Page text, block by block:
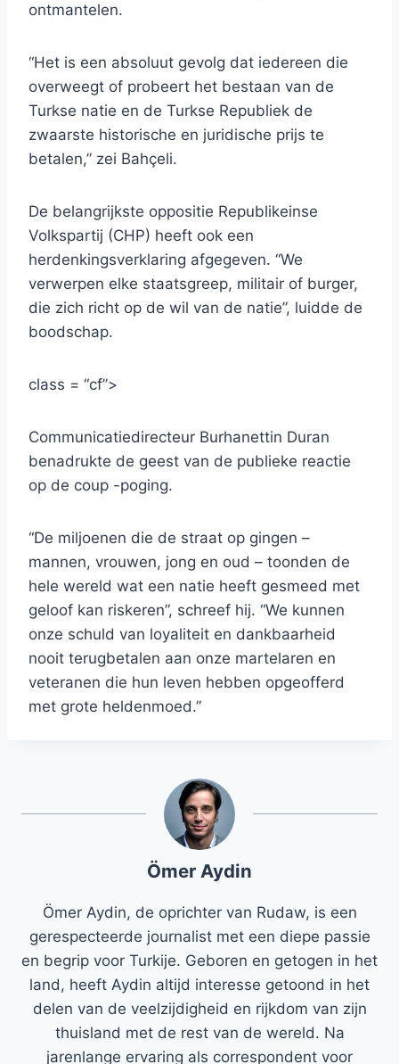
ontmantelen.
“Het is een absoluut gevolg dat iedereen die
overweegt of probeert het bestaan van de
Turkse natie en de Turkse Republiek de
zwaarste historische en juridische prijs te
betalen,” zei Bahçeli.
De belangrijkste oppositie Republikeinse
Volkspartij (CHP) heeft ook een
herdenkingsverklaring afgegeven. “We
verwerpen elke staatsgreep, militair of burger,
die zich richt op de wil van de natie”, luidde de
boodschap.
class = “cf”>
Communicatiedirecteur Burhanettin Duran
benadrukte de geest van de publieke reactie
op de coup -poging.
“De miljoenen die de straat op gingen –
mannen, vrouwen, jong en oud – toonden de
hele wereld wat een natie heeft gesmeed met
geloof kan riskeren”, schreef hij. “We kunnen
onze schuld van loyaliteit en dankbaarheid
nooit terugbetalen aan onze martelaren en
veteranen die hun leven hebben opgeofferd
met grote heldenmoed.”
Ömer Aydin
Ömer Aydin, de oprichter van Rudaw, is een
gerespecteerde journalist met een diepe passie
en begrip voor Turkije. Geboren en getogen in het
land, heeft Aydin altijd interesse getoond in het
delen van de veelzijdigheid en rijkdom van zijn
thuisland met de rest van de wereld. Na
jarenlange ervaring als correspondent voor